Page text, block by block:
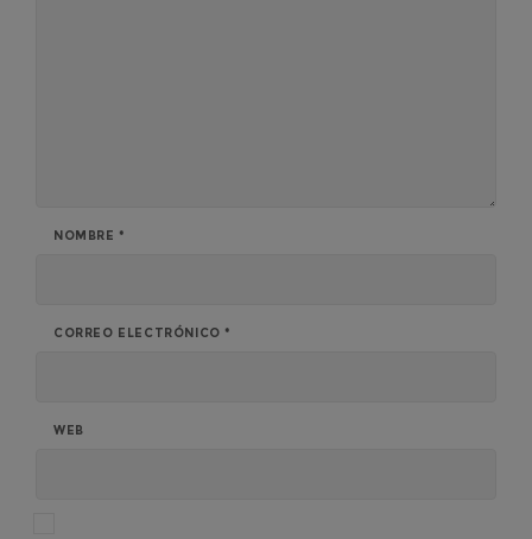
NOMBRE *
CORREO ELECTRÓNICO *
WEB